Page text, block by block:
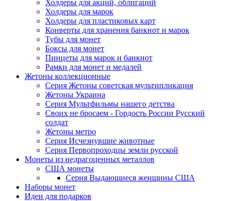
Холдеры для акций, облигаций
Холдеры для марок
Холдеры для пластиковых карт
Конверты для хранения банкнот и марок
Тубы для монет
Боксы для монет
Пинцеты для марок и банкнот
Рамки для монет и медалей
Жетоны коллекционные
Серия Жетоны советская мультипликация
Жетоны Украина
Серия Мультфильмы нашего детства
Своих не бросаем - Гордость России Русский
солдат
Жетоны метро
Серия Исчезнувшие животные
Серия Первопроходцы земли русской
Монеты из недрагоценных металлов
США монеты
Серия Выдающиеся женщины США
Наборы монет
Идеи для подарков